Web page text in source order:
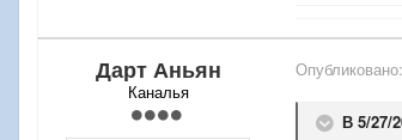
Дарт Аньян
Каналья
Опубликовано:
В 5/27/